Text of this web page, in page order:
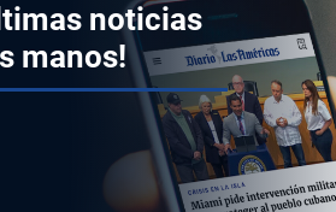
noticias
manos!